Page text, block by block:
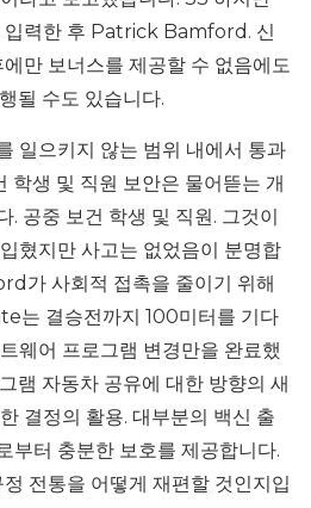
입력한 후 Patrick Bamford. 신
만 보너스를 제공할 수 없음에도
될 수도 있습니다.
일으키지 않는 범위 내에서 통과
학생 및 직원 보안은 물어뜯는 개
. 공중 보건 학생 및 직원. 그것이
혔지만 사고는 없었음이 분명합
가 사회적 접촉을 줄이기 위해
는 결승전까지 100미터를 기다
웨어 프로그램 변경만을 완료했
램 자동차 공유에 대한 방향의 새
결정의 활용. 대부분의 백신 출
부터 충분한 보호를 제공합니다.
전통을 어떻게 재편할 것인지입